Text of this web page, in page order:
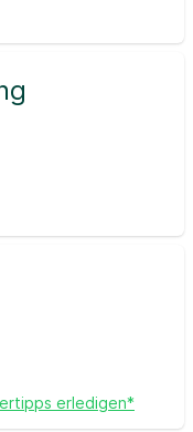
erledigen*